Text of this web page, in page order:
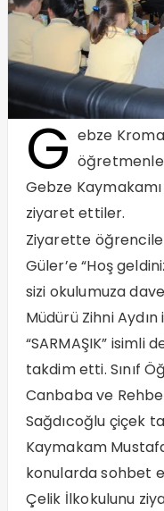
G ebze
Gebze
ziyaret ettiler.
Ziyarette
Güler’e “Hoş
sizi okulumuza
Müdürü Zihni
“SARMAŞIK” isimli
takdim etti. Sınıf
Canbaba ve
Sağdıcoğlu çiçek
Kaymakam
konularda sohbet
Çelik İlkokulunu